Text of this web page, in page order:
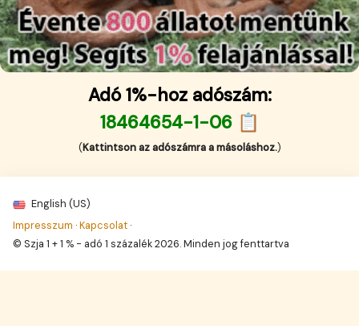
Adó 1%-hoz adószám:
18464654-1-06 📋
(Kattintson az adószámra a másoláshoz.)
English (US)
Impresszum ·Kapcsolat ·
© Szja 1 + 1 % - adó 1 százalék 2026. Minden jog fenttartva